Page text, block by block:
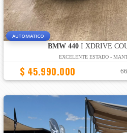
AUTOMATICO
BMW 440 I XDRIVE
EXCELENTE ESTADO -
$ 45.990.000